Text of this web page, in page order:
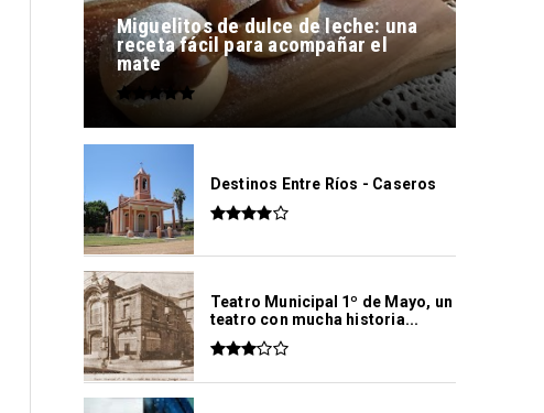
Miguelitos de dulce de leche: una
receta fácil para acompañar el
mate
Destinos Entre Ríos - Caseros
Teatro Municipal 1º de Mayo, un
teatro con mucha historia...